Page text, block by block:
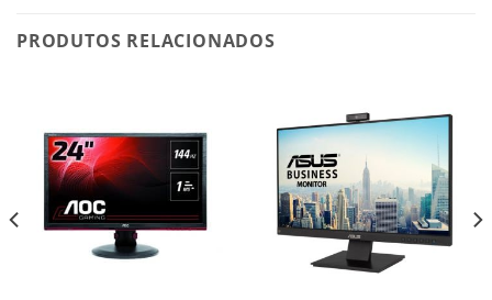
PRODUTOS RELACIONADOS